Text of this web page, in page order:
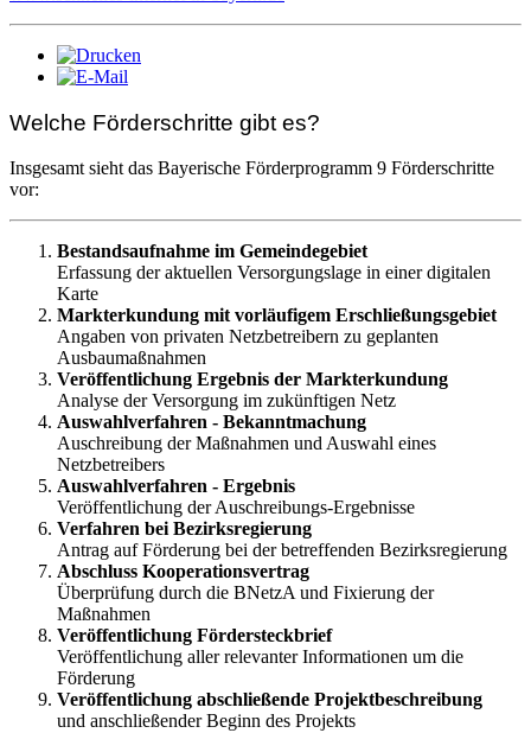
Welche Förderschritte gibt es?
Insgesamt sieht das Bayerische Förderprogramm 9 Förderschritte
vor:
Bestandsaufnahme im Gemeindegebiet
Erfassung der aktuellen Versorgungslage in einer digitalen
Karte
Markterkundung mit vorläufigem Erschließungsgebiet
Angaben von privaten Netzbetreibern zu geplanten
Ausbaumaßnahmen
Veröffentlichung Ergebnis der Markterkundung
Analyse der Versorgung im zukünftigen Netz
Auswahlverfahren - Bekanntmachung
Auschreibung der Maßnahmen und Auswahl eines
Netzbetreibers
Auswahlverfahren - Ergebnis
Veröffentlichung der Auschreibungs-Ergebnisse
Verfahren bei Bezirksregierung
Antrag auf Förderung bei der betreffenden Bezirksregierung
Abschluss Kooperationsvertrag
Überprüfung durch die BNetzA und Fixierung der
Maßnahmen
Veröffentlichung Fördersteckbrief
Veröffentlichung aller relevanter Informationen um die
Förderung
Veröffentlichung abschließende Projektbeschreibung
und anschließender Beginn des Projekts